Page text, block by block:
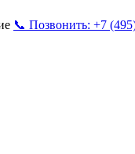
📞 Позвонить: +7